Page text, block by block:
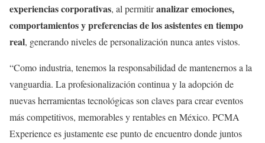
experiencias corporativas, al permitiranalizar emociones,
comportamientos y preferencias de los asistentes en tiempo
real, generando niveles de personalización nunca antes vistos.
“Como industria, tenemos la responsabilidad de mantenernos a la
vanguardia. La profesionalización continua y la adopción de
nuevas herramientas tecnológicas son claves para crear eventos
más competitivos, memorables y rentables en México. PCMA
Experience es justamente ese punto de encuentro donde juntos